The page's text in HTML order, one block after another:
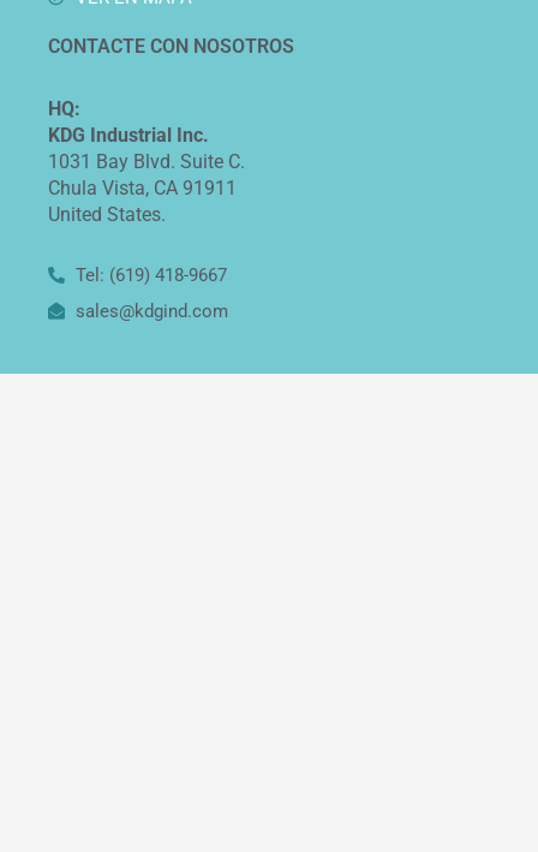
CONTACTE CON NOSOTROS
HQ:
KDG Industrial Inc.
1031 Bay Blvd. Suite C.
Chula Vista, CA 91911
United States.
Tel: (619) 418-9667
sales@kdgind.com